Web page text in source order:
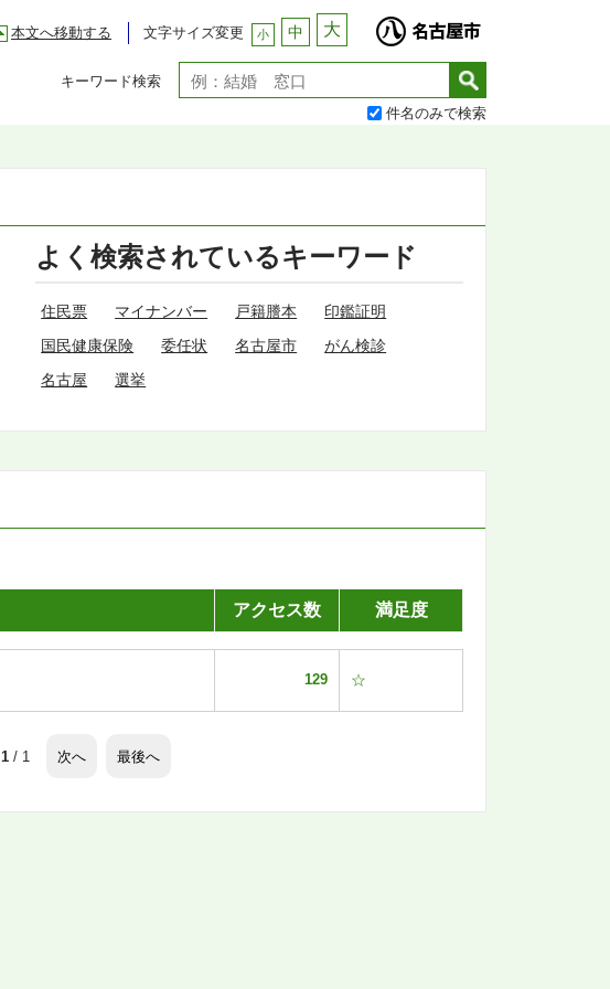
本文へ移動する 文字サイズ変更 小 中 大
キーワード検索
件名のみで検索
よく検索されているキーワード
住民票 マイナンバー 戸籍謄本
印鑑証明
国民健康保険
委任状 名古屋市
がん検診
名古屋
選挙
アクセス数 満足度
129 ☆
1 / 1 次へ 最後へ